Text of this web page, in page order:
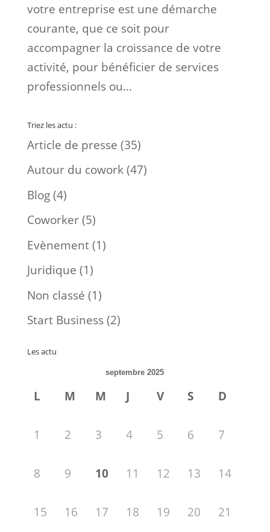
votre entreprise est une démarche
courante, que ce soit pour
accompagner la croissance de votre
activité, pour bénéficier de services
professionnels ou...
Triez les actu :
Article de presse (35)
Autour du cowork(47)
Blog(4)
Coworker(5)
Evènement(1)
Juridique (1)
Non classé (1)
Start Business (2)
Les actu
septembre 2025
L M M J V S D
1 2 3 4 5 6 7
8 9 10 11 12 13 14
15 16 17 18 19 20 21